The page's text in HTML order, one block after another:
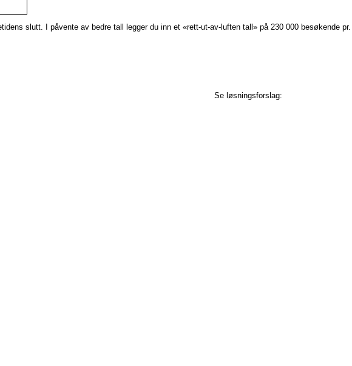
slutt. I påvente av bedre tall legger du inn et «rett-ut-av-luften tall» på 230 000 besøkende
Se løsningsforslag: